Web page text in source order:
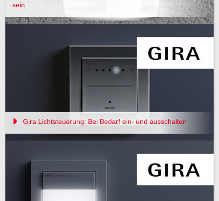
sein.
Gira Lichtsteuerung: Bei Bedarf ein- und ausschalten